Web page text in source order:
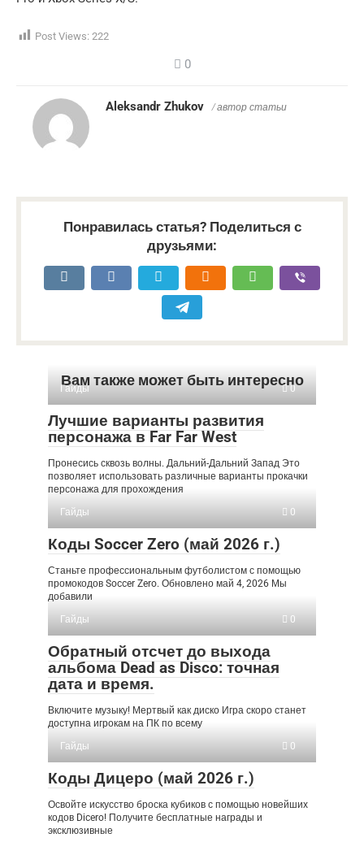
Post Views: 222
0
Aleksandr Zhukov / автор статьи
Понравилась статья? Поделиться с
друзьями:
Вам также может быть интересно
Гайды 0
Лучшие варианты развития
персонажа в Far Far West
Пронесись сквозь волны. Дальний-Дальний Запад Это
позволяет использовать различные варианты прокачки
персонажа для прохождения
Гайды
0
Коды Soccer Zero (май 2026 г.)
Станьте профессиональным футболистом с помощью
промокодов Soccer Zero. Обновлено май 4, 2026 Мы
добавили
Гайды
0
Обратный отсчет до выхода
альбома Dead as Disco: точная
дата и время.
Включите музыку! Мертвый как диско Игра скоро станет
доступна игрокам на ПК по всему
Гайды
0
Коды Дицеро (май 2026 г.)
Освойте искусство броска кубиков с помощью новейших
кодов Dicero! Получите бесплатные награды и
эксклюзивные